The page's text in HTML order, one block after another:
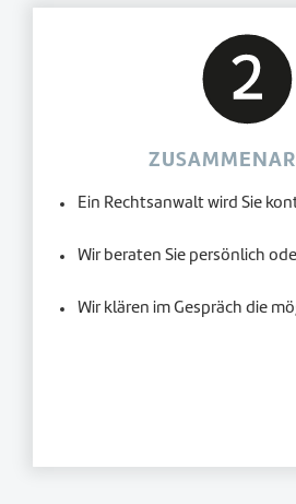
Ein Rechtsanwalt wird Sie
Wir beraten Sie persönlich
Wir klären im Gespräch die